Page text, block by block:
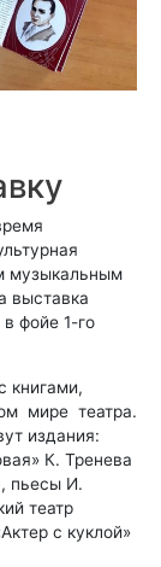
музыкальным
выставка
фойе 1-го
книгами,
мире театра.
издания:
К. Тренева
пьесы И.
театр
с куклой»